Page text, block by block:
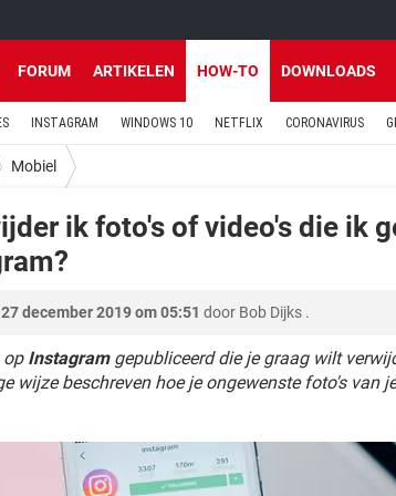
FORUM ARTIKELEN HOW-TO DOWNLOADS
INSTAGRAM WINDOWS 10 NETFLIX CORONAVIRUS
Mobiel
ik foto's of video's die ik
27 december 2019 om 05:51 door Bob Dijks .
op Instagramgepubliceerd die je graag wilt
wijze beschreven hoe je ongewenste foto's van